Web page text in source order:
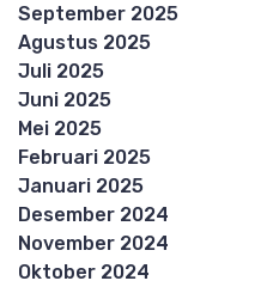
September 2025
Agustus 2025
Juli 2025
Juni 2025
Mei 2025
Februari 2025
Januari 2025
Desember 2024
November 2024
Oktober 2024